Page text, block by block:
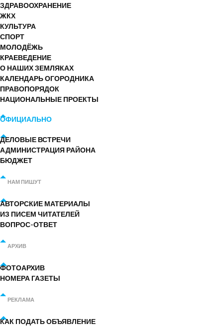
ЗДРАВООХРАНЕНИЕ
ЖКХ
КУЛЬТУРА
СПОРТ
МОЛОДЁЖЬ
КРАЕВЕДЕНИЕ
О НАШИХ ЗЕМЛЯКАХ
КАЛЕНДАРЬ ОГОРОДНИКА
ПРАВОПОРЯДОК
НАЦИОНАЛЬНЫЕ ПРОЕКТЫ
ОФИЦИАЛЬНО
ДЕЛОВЫЕ ВСТРЕЧИ
АДМИНИСТРАЦИЯ РАЙОНА
БЮДЖЕТ
НАМ ПИШУТ
АВТОРСКИЕ МАТЕРИАЛЫ
ИЗ ПИСЕМ ЧИТАТЕЛЕЙ
ВОПРОС-ОТВЕТ
АРХИВ
ФОТОАРХИВ
НОМЕРА ГАЗЕТЫ
РЕКЛАМА
КАК ПОДАТЬ ОБЪЯВЛЕНИЕ